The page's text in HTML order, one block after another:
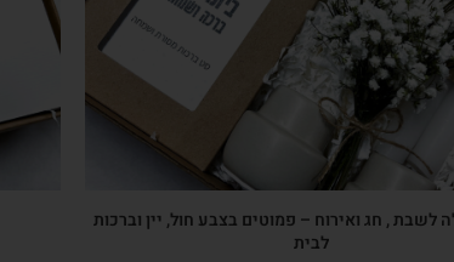
לשבת , חג ואירוח – פמוטים בצבע חול, יין וברכות
לבית